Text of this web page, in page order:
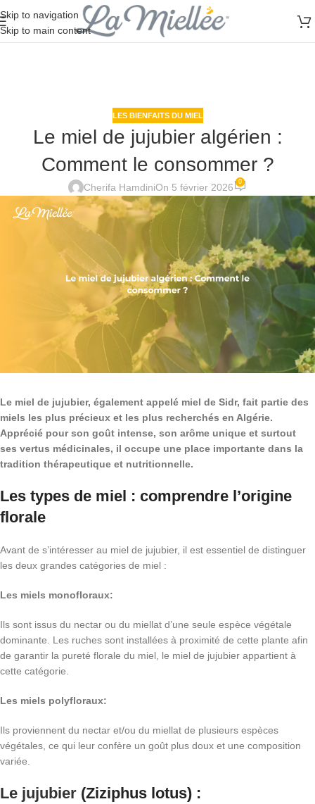
Skip to navigation
Skip to main content
LES BIENFAITS DU MIEL
Le miel de jujubier algérien :
Comment le consommer ?
Cherifa HamdiniOn 5 février 2026 0
Le miel de jujubier, également appelé miel de Sidr, fait partie des
miels les plus précieux et les plus recherchés en Algérie.
Apprécié pour son goût intense, son arôme unique et surtout
ses vertus médicinales, il occupe une place importante dans la
tradition thérapeutique et nutritionnelle.
Les types de miel : comprendre l’origine
florale
Avant de s’intéresser au miel de jujubier, il est essentiel de distinguer
les deux grandes catégories de miel :
Les miels monofloraux:
Ils sont issus du nectar ou du miellat d’une seule espèce végétale
dominante. Les ruches sont installées à proximité de cette plante afin
de garantir la pureté florale du miel, le miel de jujubier appartient à
cette catégorie.
Les miels polyfloraux:
Ils proviennent du nectar et/ou du miellat de plusieurs espèces
végétales, ce qui leur confère un goût plus doux et une composition
variée.
Le jujubier (Ziziphus lotus) :